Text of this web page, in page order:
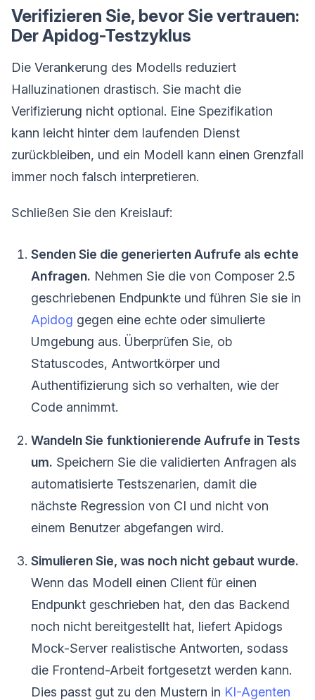
Verifizieren Sie, bevor Sie vertrauen:
Der Apidog-Testzyklus
Die Verankerung des Modells reduziert
Halluzinationen drastisch. Sie macht die
Verifizierung nicht optional. Eine Spezifikation
kann leicht hinter dem laufenden Dienst
zurückbleiben, und ein Modell kann einen Grenzfall
immer noch falsch interpretieren.
Schließen Sie den Kreislauf:
Senden Sie die generierten Aufrufe als echte
Anfragen. Nehmen Sie die von Composer 2.5
geschriebenen Endpunkte und führen Sie sie in
Apidog gegen eine echte oder simulierte
Umgebung aus. Überprüfen Sie, ob
Statuscodes, Antwortkörper und
Authentifizierung sich so verhalten, wie der
Code annimmt.
Wandeln Sie funktionierende Aufrufe in Tests
um. Speichern Sie die validierten Anfragen als
automatisierte Testszenarien, damit die
nächste Regression von CI und nicht von
einem Benutzer abgefangen wird.
Simulieren Sie, was noch nicht gebaut wurde.
Wenn das Modell einen Client für einen
Endpunkt geschrieben hat, den das Backend
noch nicht bereitgestellt hat, liefert Apidogs
Mock-Server realistische Antworten, sodass
die Frontend-Arbeit fortgesetzt werden kann.
Dies passt gut zu den Mustern in KI-Agenten